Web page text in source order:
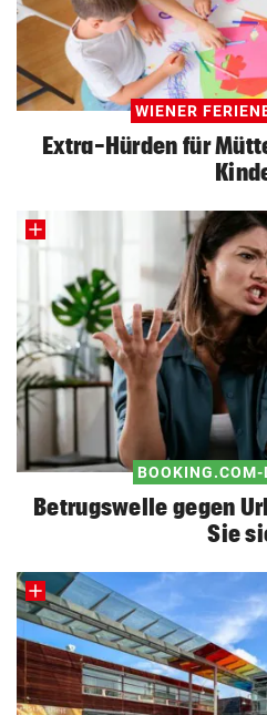
WIENER
Extra-Hürden für
BOOKING.COM-
Betrugswelle gegen
Sie